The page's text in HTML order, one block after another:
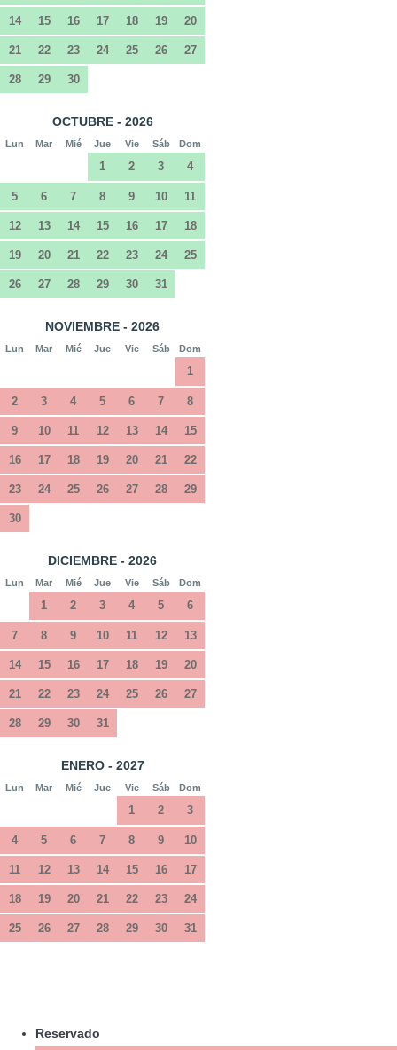
14 15 16 17 18 19 20
21 22 23 24 25 26 27
28 29 30
OCTUBRE - 2026
Lun Mar Mié Jue Vie Sáb Dom
1 2 3 4
5 6 7 8 9 10 11
12 13 14 15 16 17 18
19 20 21 22 23 24 25
26 27 28 29 30 31
NOVIEMBRE - 2026
Lun Mar Mié Jue Vie Sáb Dom
1
2 3 4 5 6 7 8
9 10 11 12 13 14 15
16 17 18 19 20 21 22
23 24 25 26 27 28 29
30
DICIEMBRE - 2026
Lun Mar Mié Jue Vie Sáb Dom
1 2 3 4 5 6
7 8 9 10 11 12 13
14 15 16 17 18 19 20
21 22 23 24 25 26 27
28 29 30 31
ENERO - 2027
Lun Mar Mié Jue Vie Sáb Dom
1 2 3
4 5 6 7 8 9 10
11 12 13 14 15 16 17
18 19 20 21 22 23 24
25 26 27 28 29 30 31
Reservado